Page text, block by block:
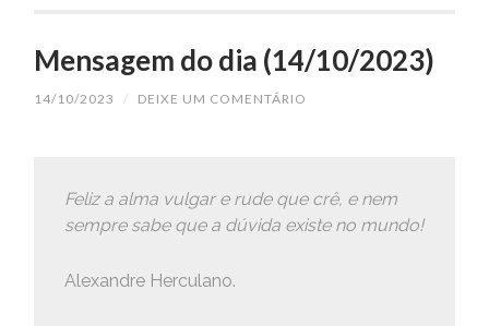
Mensagem do dia (14/10/2023)
14/10/2023 / DEIXE UM COMENTÁRIO
Feliz a alma vulgar e rude que crê, e nem
sempre sabe que a dúvida existe no mundo!
Alexandre Herculano.